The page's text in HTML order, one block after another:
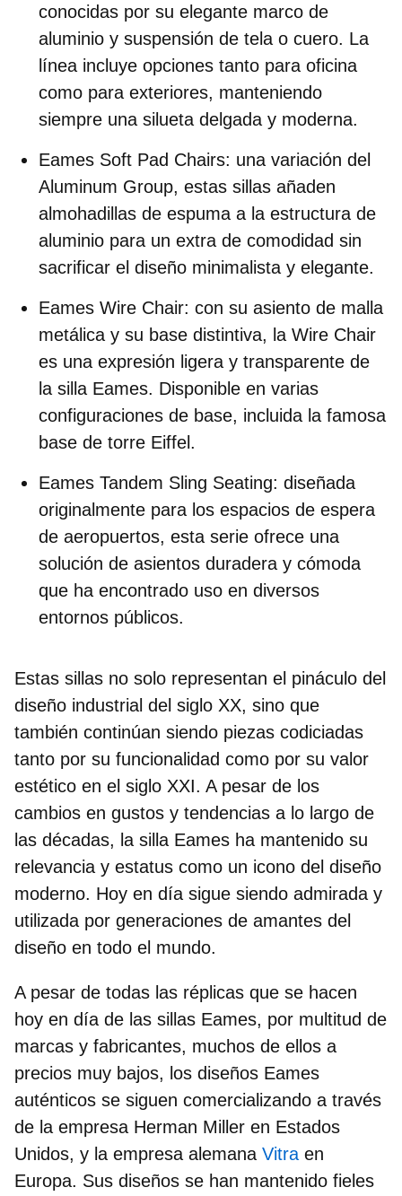
conocidas por su elegante marco de
aluminio y suspensión de tela o cuero. La
línea incluye opciones tanto para oficina
como para exteriores, manteniendo
siempre una silueta delgada y moderna.
Eames Soft Pad Chairs: una variación del
Aluminum Group, estas sillas añaden
almohadillas de espuma a la estructura de
aluminio para un extra de comodidad sin
sacrificar el diseño minimalista y elegante.
Eames Wire Chair: con su asiento de malla
metálica y su base distintiva, la Wire Chair
es una expresión ligera y transparente de
la silla Eames. Disponible en varias
configuraciones de base, incluida la famosa
base de torre Eiffel.
Eames Tandem Sling Seating: diseñada
originalmente para los espacios de espera
de aeropuertos, esta serie ofrece una
solución de asientos duradera y cómoda
que ha encontrado uso en diversos
entornos públicos.
Estas sillas no solo representan el pináculo del
diseño industrial del siglo XX, sino que
también continúan siendo piezas codiciadas
tanto por su funcionalidad como por su valor
estético en el siglo XXI. A pesar de los
cambios en gustos y tendencias a lo largo de
las décadas, la silla Eames ha mantenido su
relevancia y estatus como un icono del diseño
moderno. Hoy en día sigue siendo admirada y
utilizada por generaciones de amantes del
diseño en todo el mundo.
A pesar de todas las réplicas que se hacen
hoy en día de las sillas Eames, por multitud de
marcas y fabricantes, muchos de ellos a
precios muy bajos, los diseños Eames
auténticos se siguen comercializando a través
de la empresa Herman Miller en Estados
Unidos, y la empresa alemana Vitra en
Europa. Sus diseños se han mantenido fieles